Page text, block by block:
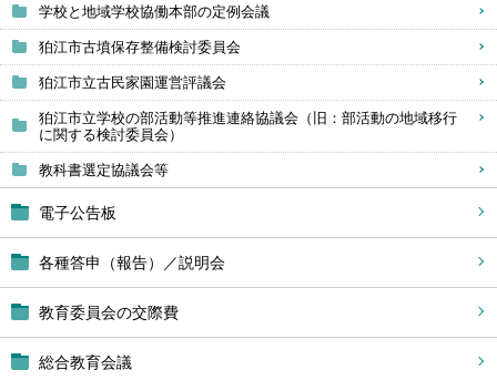
学校と地域学校協働本部の定例会議
狛江市古墳保存整備検討委員会
狛江市立古民家園運営評議会
狛江市立学校の部活動等推進連絡協議会（旧：部活動の地域移行
に関する検討委員会）
教科書選定協議会等
電子公告板
各種答申（報告）／説明会
教育委員会の交際費
総合教育会議